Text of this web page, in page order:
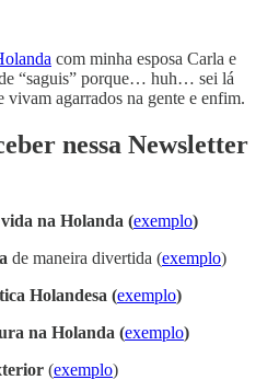
com minha esposa Carla e
“saguis” porque… huh… sei lá
vivam agarrados na gente e enfim.
nessa Newsletter
vida na Holanda (exemplo)
de maneira divertida (exemplo)
Holandesa (exemplo)
na Holanda (exemplo)
(exemplo)